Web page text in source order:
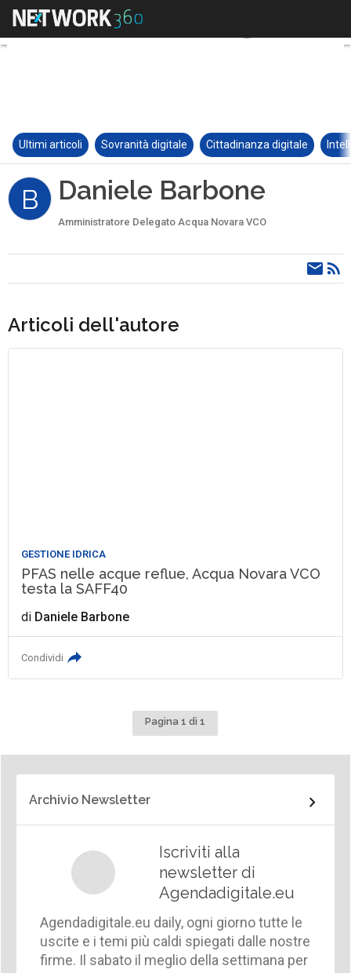
Ultimi articoli Sovranità digitale Cittadinanza digitale
B Daniele Barbone
Amministratore Delegato Acqua Novara VCO
Articoli dell'autore
GESTIONE IDRICA
PFAS nelle acque reflue, Acqua Novara VCO
testa la SAFF40
di Daniele Barbone
Condividi
Pagina 1 di 1
Archivio Newsletter
Iscriviti alla
newsletter di
Agendadigitale.eu
Agendadigitale.eu daily, ogni giorno tutte le
uscite e i temi più caldi spiegati dalle nostre
firme. Il sabato il meglio della settimana per